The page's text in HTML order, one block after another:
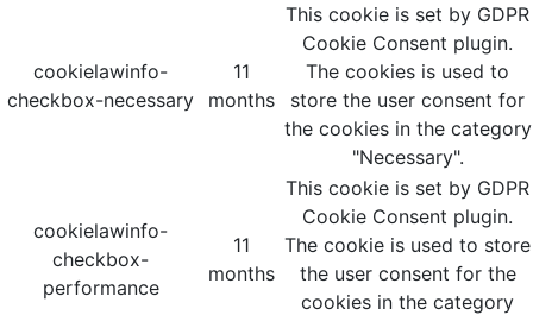
cookielawinfo-
checkbox-necessary
11
months
This cookie is set by GDPR
Cookie Consent plugin.
The cookies is used to
store the user consent for
the cookies in the category
"Necessary".
cookielawinfo-
checkbox-
performance
11
months
This cookie is set by GDPR
Cookie Consent plugin.
The cookie is used to store
the user consent for the
cookies in the category